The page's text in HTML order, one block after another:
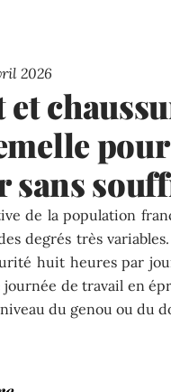
2026
sans
de la population
degrés très
huit heures par
de travail en
du genou ou du